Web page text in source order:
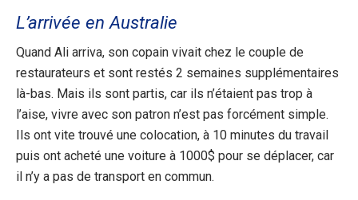
L’arrivée en Australie
Quand Ali arriva, son copain vivait chez le couple de
restaurateurs et sont restés 2 semaines supplémentaires
là-bas. Mais ils sont partis, car ils n’étaient pas trop à
l’aise, vivre avec son patron n’est pas forcément simple.
Ils ont vite trouvé une colocation, à 10 minutes du travail
puis ont acheté une voiture à 1000$ pour se déplacer, car
il n’y a pas de transport en commun.